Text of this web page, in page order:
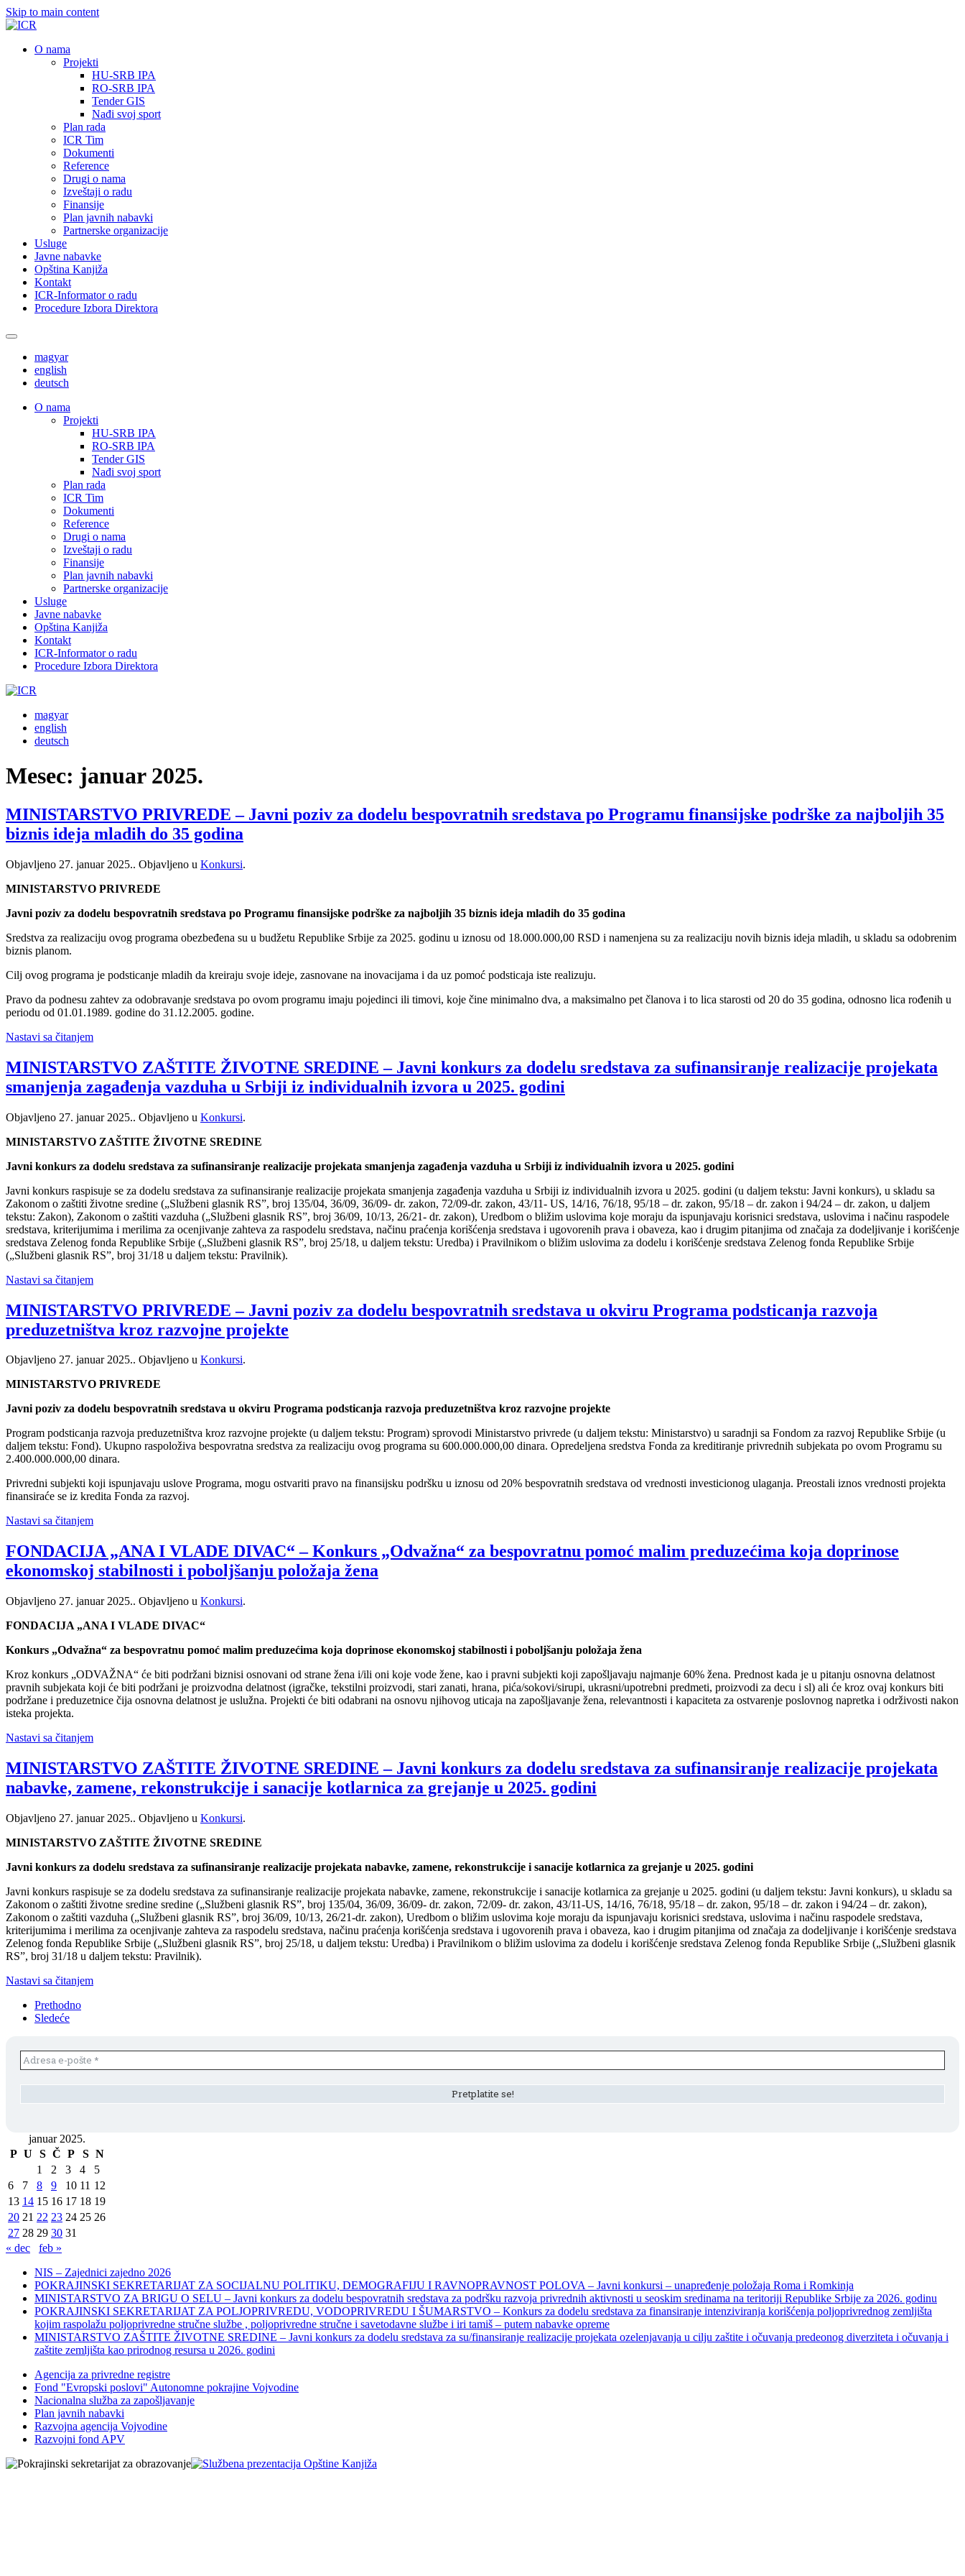
Skip to main content
О nama
Projekti
HU-SRB IPA
RO-SRB IPA
Tender GIS
Nađi svoj sport
Plan rada
ICR Tim
Dokumenti
Reference
Drugi o nama
Izveštaji o radu
Finansije
Plan javnih nabavki
Partnerske organizacije
Usluge
Javne nabavke
Opština Kanjiža
Kontakt
ICR-Informator o radu
Procedure Izbora Direktora
magyar
english
deutsch
О nama
Projekti
HU-SRB IPA
RO-SRB IPA
Tender GIS
Nađi svoj sport
Plan rada
ICR Tim
Dokumenti
Reference
Drugi o nama
Izveštaji o radu
Finansije
Plan javnih nabavki
Partnerske organizacije
Usluge
Javne nabavke
Opština Kanjiža
Kontakt
ICR-Informator o radu
Procedure Izbora Direktora
magyar
english
deutsch
Mesec: januar 2025.
MINISTARSTVO PRIVREDE – Javni poziv za dodelu bespovratnih sredstava po Programu finansijske podrške za najboljih 35
biznis ideja mladih do 35 godina
Objavljeno 27. januar 2025.. Objavljeno u Konkursi.
MINISTARSTVO PRIVREDE
Javni poziv za dodelu bespovratnih sredstava po Programu finansijske podrške za najboljih 35 biznis ideja mladih do 35 godina
Sredstva za realizaciju ovog programa obezbeđena su u budžetu Republike Srbije za 2025. godinu u iznosu od 18.000.000,00 RSD i namenjena su za realizaciju novih biznis ideja mladih, u skladu sa odobrenim
biznis planom.
Cilj ovog programa je podsticanje mladih da kreiraju svoje ideje, zasnovane na inovacijama i da uz pomoć podsticaja iste realizuju.
Pravo da podnesu zahtev za odobravanje sredstava po ovom programu imaju pojedinci ili timovi, koje čine minimalno dva, a maksimalno pet članova i to lica starosti od 20 do 35 godina, odnosno lica rođenih u
periodu od 01.01.1989. godine do 31.12.2005. godine.
Nastavi sa čitanjem
MINISTARSTVO ZAŠTITE ŽIVOTNE SREDINE – Javni konkurs za dodelu sredstava za sufinansiranje realizacije projekata
smanjenja zagađenja vazduha u Srbiji iz individualnih izvora u 2025. godini
Objavljeno 27. januar 2025.. Objavljeno u Konkursi.
MINISTARSTVO ZAŠTITE ŽIVOTNE SREDINE
Javni konkurs za dodelu sredstava za sufinansiranje realizacije projekata smanjenja zagađenja vazduha u Srbiji iz individualnih izvora u 2025. godini
Javni konkurs raspisuje se za dodelu sredstava za sufinansiranje realizacije projekata smanjenja zagađenja vazduha u Srbiji iz individualnih izvora u 2025. godini (u daljem tekstu: Javni konkurs), u skladu sa
Zakonom o zaštiti životne sredine („Službeni glasnik RS”, broj 135/04, 36/09, 36/09- dr. zakon, 72/09-dr. zakon, 43/11- US, 14/16, 76/18, 95/18 – dr. zakon, 95/18 – dr. zakon i 94/24 – dr. zakon, u daljem
tekstu: Zakon), Zakonom o zaštiti vazduha („Službeni glasnik RS”, broj 36/09, 10/13, 26/21- dr. zakon), Uredbom o bližim uslovima koje moraju da ispunjavaju korisnici sredstava, uslovima i načinu raspodele
sredstava, kriterijumima i merilima za ocenjivanje zahteva za raspodelu sredstava, načinu praćenja korišćenja sredstava i ugovorenih prava i obaveza, kao i drugim pitanjima od značaja za dodeljivanje i korišćenje
sredstava Zelenog fonda Republike Srbije („Službeni glasnik RS”, broj 25/18, u daljem tekstu: Uredba) i Pravilnikom o bližim uslovima za dodelu i korišćenje sredstava Zelenog fonda Republike Srbije
(„Službeni glasnik RS”, broj 31/18 u daljem tekstu: Pravilnik).
Nastavi sa čitanjem
MINISTARSTVO PRIVREDE – Javni poziv za dodelu bespovratnih sredstava u okviru Programa podsticanja razvoja
preduzetništva kroz razvojne projekte
Objavljeno 27. januar 2025.. Objavljeno u Konkursi.
MINISTARSTVO PRIVREDE
Javni poziv za dodelu bespovratnih sredstava u okviru Programa podsticanja razvoja preduzetništva kroz razvojne projekte
Program podsticanja razvoja preduzetništva kroz razvojne projekte (u daljem tekstu: Program) sprovodi Ministarstvo privrede (u daljem tekstu: Ministarstvo) u saradnji sa Fondom za razvoj Republike Srbije (u
daljem tekstu: Fond). Ukupno raspoloživa bespovratna sredstva za realizaciju ovog programa su 600.000.000,00 dinara. Opredeljena sredstva Fonda za kreditiranje privrednih subjekata po ovom Programu su
2.400.000.000,00 dinara.
Privredni subjekti koji ispunjavaju uslove Programa, mogu ostvariti pravo na finansijsku podršku u iznosu od 20% bespovratnih sredstava od vrednosti investicionog ulaganja. Preostali iznos vrednosti projekta
finansiraće se iz kredita Fonda za razvoj.
Nastavi sa čitanjem
FONDACIJA „ANA I VLADE DIVAC“ – Konkurs „Odvažna“ za bespovratnu pomoć malim preduzećima koja doprinose
ekonomskoj stabilnosti i poboljšanju položaja žena
Objavljeno 27. januar 2025.. Objavljeno u Konkursi.
FONDACIJA „ANA I VLADE DIVAC“
Konkurs „Odvažna“ za bespovratnu pomoć malim preduzećima koja doprinose ekonomskoj stabilnosti i poboljšanju položaja žena
Kroz konkurs „ODVAŽNA“ će biti podržani biznisi osnovani od strane žena i/ili oni koje vode žene, kao i pravni subjekti koji zapošljavaju najmanje 60% žena. Prednost kada je u pitanju osnovna delatnost
pravnih subjekata koji će biti podržani je proizvodna delatnost (igračke, tekstilni proizvodi, stari zanati, hrana, pića/sokovi/sirupi, ukrasni/upotrebni predmeti, proizvodi za decu i sl) ali će kroz ovaj konkurs biti
podržane i preduzetnice čija osnovna delatnost je uslužna. Projekti će biti odabrani na osnovu njihovog uticaja na zapošljavanje žena, relevantnosti i kapaciteta za ostvarenje poslovnog napretka i održivosti nakon
isteka projekta.
Nastavi sa čitanjem
MINISTARSTVO ZAŠTITE ŽIVOTNE SREDINE – Javni konkurs za dodelu sredstava za sufinansiranje realizacije projekata
nabavke, zamene, rekonstrukcije i sanacije kotlarnica za grejanje u 2025. godini
Objavljeno 27. januar 2025.. Objavljeno u Konkursi.
MINISTARSTVO ZAŠTITE ŽIVOTNE SREDINE
Javni konkurs za dodelu sredstava za sufinansiranje realizacije projekata nabavke, zamene, rekonstrukcije i sanacije kotlarnica za grejanje u 2025. godini
Javni konkurs raspisuje se za dodelu sredstava za sufinansiranje realizacije projekata nabavke, zamene, rekonstrukcije i sanacije kotlarnica za grejanje u 2025. godini (u daljem tekstu: Javni konkurs), u skladu sa
Zakonom o zaštiti životne sredine sredine („Službeni glasnik RS”, broj 135/04, 36/09, 36/09- dr. zakon, 72/09- dr. zakon, 43/11-US, 14/16, 76/18, 95/18 – dr. zakon, 95/18 – dr. zakon i 94/24 – dr. zakon),
Zakonom o zaštiti vazduha („Službeni glasnik RS”, broj 36/09, 10/13, 26/21-dr. zakon), Uredbom o bližim uslovima koje moraju da ispunjavaju korisnici sredstava, uslovima i načinu raspodele sredstava,
kriterijumima i merilima za ocenjivanje zahteva za raspodelu sredstava, načinu praćenja korišćenja sredstava i ugovorenih prava i obaveza, kao i drugim pitanjima od značaja za dodeljivanje i korišćenje sredstava
Zelenog fonda Republike Srbije („Službeni glasnik RS”, broj 25/18, u daljem tekstu: Uredba) i Pravilnikom o bližim uslovima za dodelu i korišćenje sredstava Zelenog fonda Republike Srbije („Službeni glasnik
RS”, broj 31/18 u daljem tekstu: Pravilnik).
Nastavi sa čitanjem
Prethodno
Sledeće
januar 2025.
P U S Č P S N
1
2 3 4
5
6
7 8 9 10 11 12
13 14 15 16 17 18 19
20 21 22 23 24 25 26
27 28 29 30 31
« dec
feb »
NIS – Zajednici zajedno 2026
POKRAJINSKI SEKRETARIJAT ZA SOCIJALNU POLITIKU, DEMOGRAFIJU I RAVNOPRAVNOST POLOVA – Javni konkursi – unapređenje položaja Roma i Romkinja
MINISTARSTVO ZA BRIGU O SELU – Javni konkurs za dodelu bespovratnih sredstava za podršku razvoja privrednih aktivnosti u seoskim sredinama na teritoriji Republike Srbije za 2026. godinu
POKRAJINSKI SEKRETARIJAT ZA POLJOPRIVREDU, VODOPRIVREDU I ŠUMARSTVO – Konkurs za dodelu sredstava za finansiranje intenziviranja korišćenja poljoprivrednog zemljišta
kojim raspolažu poljoprivredne stručne službe , poljoprivredne stručne i savetodavne službe i iri tamiš ‒ putem nabavke opreme
MINISTARSTVO ZAŠTITE ŽIVOTNE SREDINE – Javni konkurs za dodelu sredstava za su/finansiranje realizacije projekata ozelenjavanja u cilju zaštite i očuvanja predeonog diverziteta i očuvanja i
zaštite zemljišta kao prirodnog resursa u 2026. godini
Agencija za privredne registre
Fond "Evropski poslovi" Autonomne pokrajine Vojvodine
Nacionalna služba za zapošljavanje
Plan javnih nabavki
Razvojna agencija Vojvodine
Razvojni fond APV